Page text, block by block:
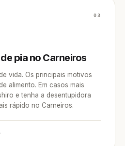
03
pia no Carneiros
vida. Os principais motivos
alimento. Em casos mais
e tenha a desentupidora
rápido no Carneiros.